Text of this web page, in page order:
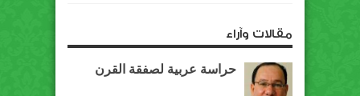
مقالات وآراء
حراسة عربية لصفقة القرن